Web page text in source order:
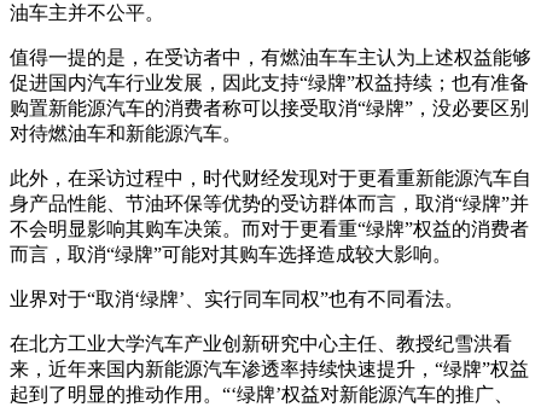
油车主并不公平。
值得一提的是，在受访者中，有燃油车车主认为上述权益能够
促进国内汽车行业发展，因此支持“绿牌”权益持续；也有准备
购置新能源汽车的消费者称可以接受取消“绿牌”，没必要区别
对待燃油车和新能源汽车。
此外，在采访过程中，时代财经发现对于更看重新能源汽车自
身产品性能、节油环保等优势的受访群体而言，取消“绿牌”并
不会明显影响其购车决策。而对于更看重“绿牌”权益的消费者
而言，取消“绿牌”可能对其购车选择造成较大影响。
业界对于“取消‘绿牌’、实行同车同权”也有不同看法。
在北方工业大学汽车产业创新研究中心主任、教授纪雪洪看
来，近年来国内新能源汽车渗透率持续快速提升，“绿牌”权益
起到了明显的推动作用。“‘绿牌’权益对新能源汽车的推广、